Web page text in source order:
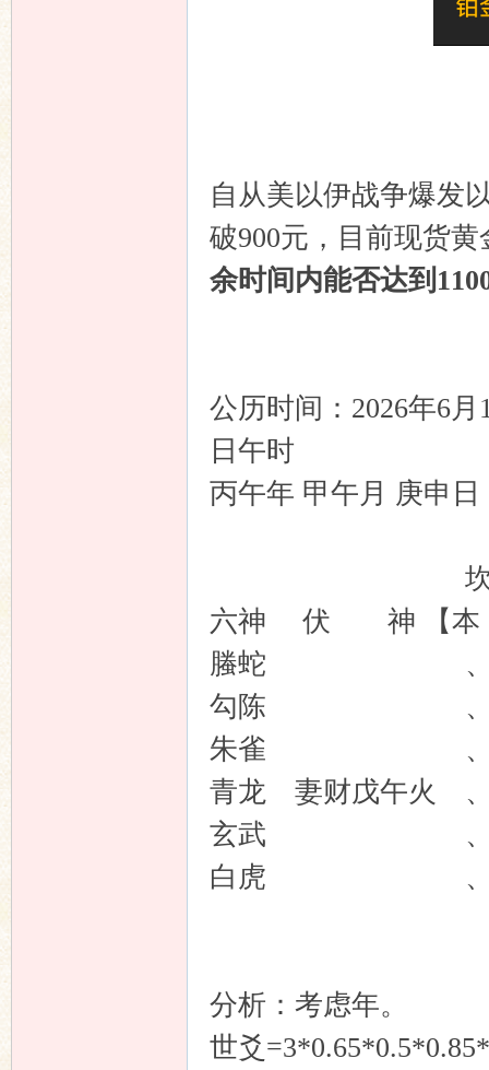
自从美以伊战争爆发
破900元，目前现货
余时间内能否达到
公历时间：2026年6
日午时
丙午年 甲午月 庚申
坎宫：水
六神 伏 神
螣蛇 、、
勾陈 、 官
朱雀 、、
青龙 妻财戊午
玄武 、、子
白虎 、 兄
分析：考虑年。
世爻